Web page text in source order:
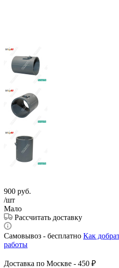
900 руб.
/шт
Мало
Рассчитать доставку
Самовывоз - бесплатно Как
работы
Доставка по Москве - 450 ₽